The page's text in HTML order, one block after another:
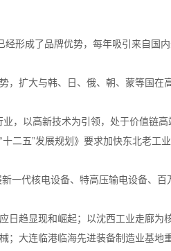
形成了品牌优势，每年吸引来自国内
，扩大与韩、日、俄、朝、蒙等国在
，以高新技术为引领，处于价值链高
五”发展规划》要求加快东北老工业
一代核电设备、特高压输电设备、百
日趋显现和崛起；以沈西工业走廊为
；大连临港临海先进装备制造业基地